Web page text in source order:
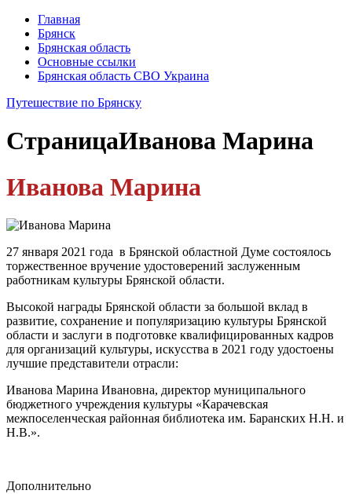
Главная
Брянск
Брянская область
Основные ссылки
Брянская область СВО Украина
Путешествие по Брянску
СтраницаИванова Марина
Иванова Марина
27 января 2021 года в Брянской областной Думе состоялось
торжественное вручение удостоверений заслуженным
работникам культуры Брянской области.
Высокой награды Брянской области за большой вклад в
развитие, сохранение и популяризацию культуры Брянской
области и заслуги в подготовке квалифицированных кадров
для организаций культуры, искусства в 2021 году удостоены
лучшие представители отрасли:
Иванова Марина Ивановна, директор муниципального
бюджетного учреждения культуры «Карачевская
межпоселенческая районная библиотека им. Баранских Н.Н. и
Н.В.».
Дополнительно